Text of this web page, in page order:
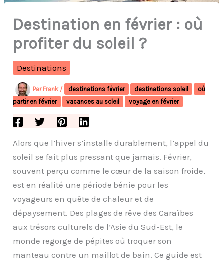
Destination en février : où
profiter du soleil ?
Destinations
Par Frank / destinations février destinations soleil
où
partir en février
vacances au soleil voyage en février
Alors que l’hiver s’installe durablement, l’appel du
soleil se fait plus pressant que jamais. Février,
souvent perçu comme le cœur de la saison froide,
est en réalité une période bénie pour les
voyageurs en quête de chaleur et de
dépaysement. Des plages de rêve des Caraïbes
aux trésors culturels de l’Asie du Sud-Est, le
monde regorge de pépites où troquer son
manteau contre un maillot de bain. Ce guide est